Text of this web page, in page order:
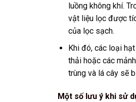
luồng không khí.
vật liệu lọc được
của lọc sạch.
Khi đó, các loại
thải hoặc các
trùng và lá cây sẽ
Một số lưu ý khi sử